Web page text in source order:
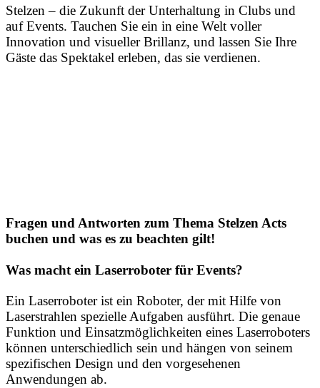
Stelzen – die Zukunft der Unterhaltung in Clubs und
auf Events. Tauchen Sie ein in eine Welt voller
Innovation und visueller Brillanz, und lassen Sie Ihre
Gäste das Spektakel erleben, das sie verdienen.
Fragen und Antworten zum Thema Stelzen Acts
buchen und was es zu beachten gilt!
Was macht ein Laserroboter für Events?
Ein Laserroboter ist ein Roboter, der mit Hilfe von
Laserstrahlen spezielle Aufgaben ausführt. Die genaue
Funktion und Einsatzmöglichkeiten eines Laserroboters
können unterschiedlich sein und hängen von seinem
spezifischen Design und den vorgesehenen
Anwendungen ab.